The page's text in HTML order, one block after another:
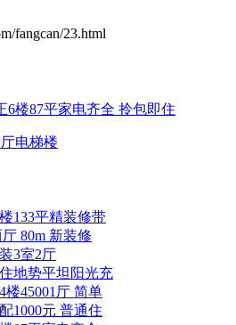
fangcan/23.html
6楼87平家电齐全 拎包即住
电梯楼
133平精装修带
80m 新装修
3室2厅
地势平坦阳光充
楼45001厅 简单
1000元 普通住